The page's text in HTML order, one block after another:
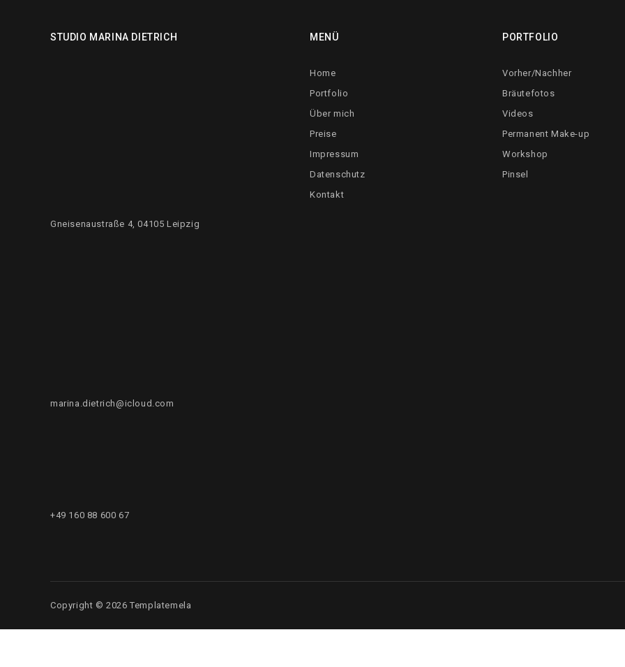
STUDIO MARINA DIETRICH
Gneisenaustraße 4, 04105 Leipzig
marina.dietrich@icloud.com
+49 160 88 600 67
MENÜ
Home
Portfolio
Über mich
Preise
Impressum
Datenschutz
Kontakt
PORTFOLIO
Vorher/Nachher
Bräutefotos
Videos
Permanent Make-up
Workshop
Pinsel
Copyright © 2026 Templatemela